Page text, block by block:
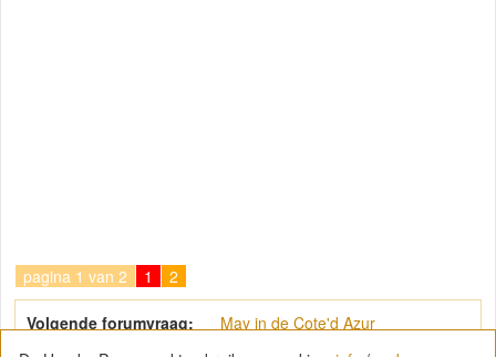
pagina 1 van 2 1 2
Volgende forumvraag:
May in de Cote'd Azur